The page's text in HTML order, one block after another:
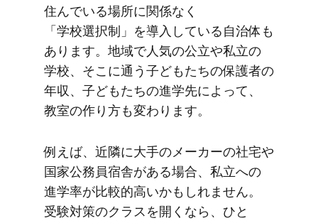
住んでいる​場所に​関係なく​
「学校選択制」を​導入している​自治体も​
あります。​地域で​人気の​公立や​私立の​
学校、​そこに​通う​子ども​たちの​保護者の​
年収、​子ども​たちの​進学先に​よって、​
教室の​作り方も​変わります。
例えば、​近隣に​大手の​メーカーの​社宅や​
国家公務員宿舎が​ある​場合、​私立への​
進学率が​比較的高いかもしれません。​
受験対策の​クラスを​開くなら、​ひと​